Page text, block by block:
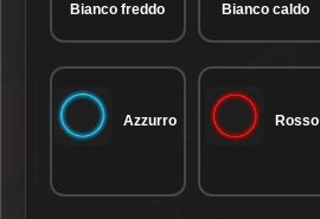
Bianco freddo Bianco caldo
Azzurro Rosso